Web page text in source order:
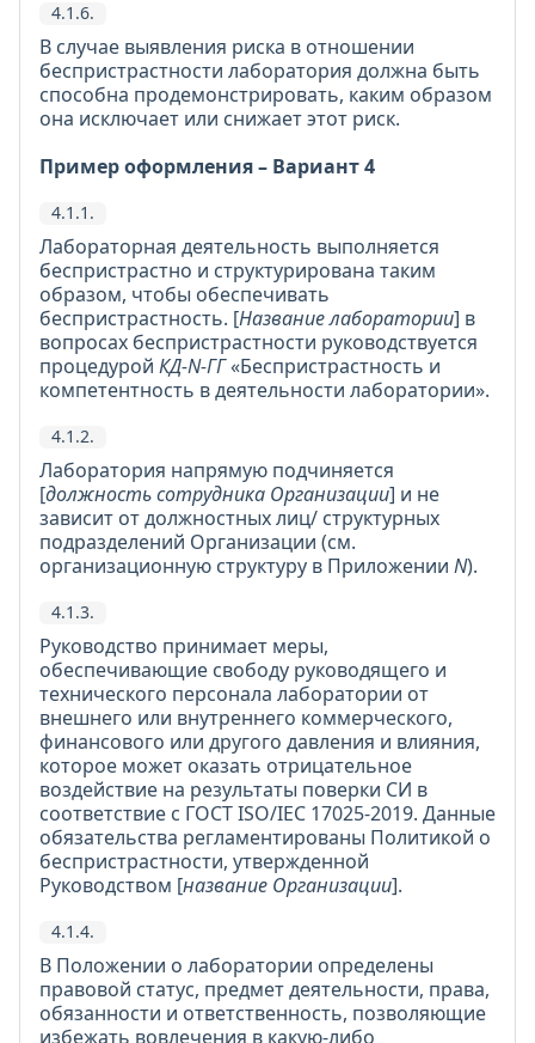
4.1.6.
В случае выявления риска в отношении
беспристрастности лаборатория должна быть
способна продемонстрировать, каким образом
она исключает или снижает этот риск.
Пример оформления – Вариант 4
4.1.1.
Лабораторная деятельность выполняется
беспристрастно и структурирована таким
образом, чтобы обеспечивать
беспристрастность. [Название лаборатории] в
вопросах беспристрастности руководствуется
процедурой КД-N-ГГ«Беспристрастность и
компетентность в деятельности лаборатории».
4.1.2.
Лаборатория напрямую подчиняется
[должность сотрудника Организации] и не
зависит от должностных лиц/ структурных
подразделений Организации (см.
организационную структуру в Приложении N).
4.1.3.
Руководство принимает меры,
обеспечивающие свободу руководящего и
технического персонала лаборатории от
внешнего или внутреннего коммерческого,
финансового или другого давления и влияния,
которое может оказать отрицательное
воздействие на результаты поверки СИ в
соответствие с ГОСТ ISO/IEC 17025-2019. Данные
обязательства регламентированы Политикой о
беспристрастности, утвержденной
Руководством [название Организации].
4.1.4.
В Положении о лаборатории определены
правовой статус, предмет деятельности, права,
обязанности и ответственность, позволяющие
избежать вовлечения в какую-либо